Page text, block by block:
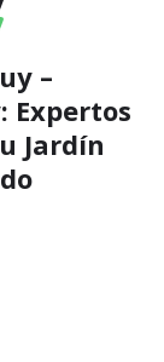
–
Expertos
Jardín